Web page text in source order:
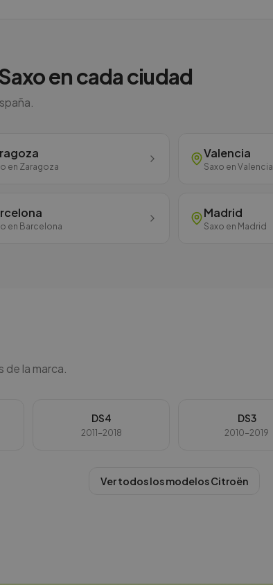
en cada ciudad
en Zaragoza
Valencia
Saxo en Valencia
en Barcelona
Madrid
Saxo en Madrid
la marca.
DS4
2011-2018
DS3
2010-2019
Ver todos los modelosCitroën